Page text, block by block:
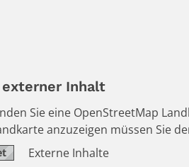
Inhalt
Sie eine OpenStreetMap
anzuzeigen müssen Sie
Externe Inhalte